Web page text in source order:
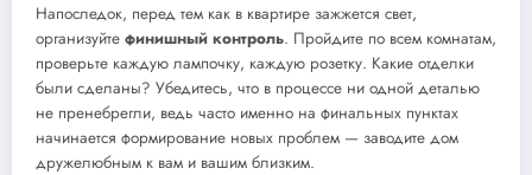
Напоследок, перед тем как в квартире зажжется свет,
организуйте финишный контроль. Пройдите по всем комнатам,
проверьте каждую лампочку, каждую розетку. Какие отделки
были сделаны? Убедитесь, что в процессе ни одной деталью
не пренебрегли, ведь часто именно на финальных пунктах
начинается формирование новых проблем — заводите дом
дружелюбным к вам и вашим близким.